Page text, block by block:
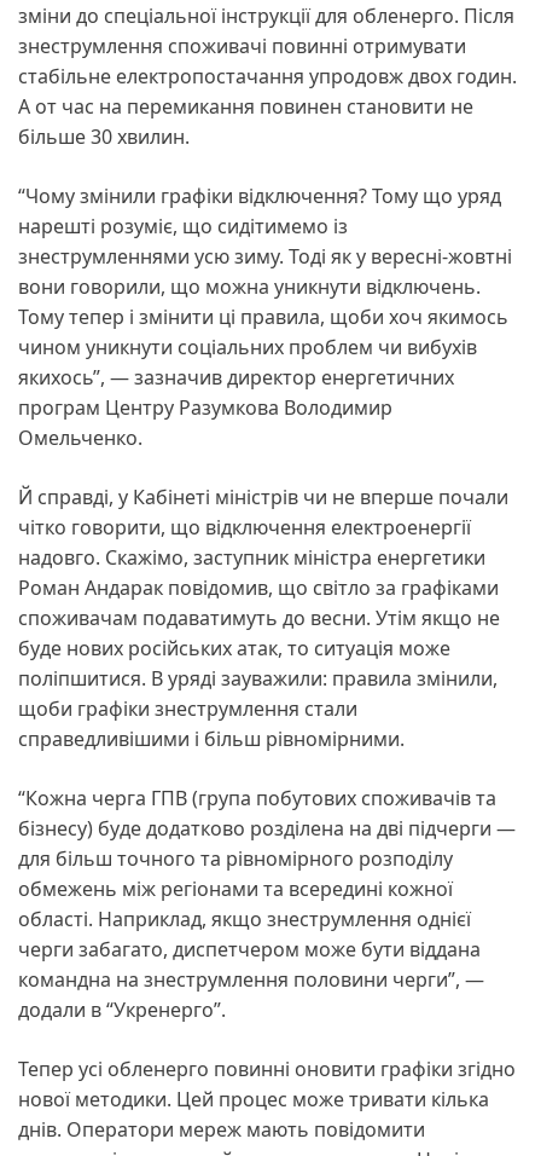
зміни до спеціальної інструкції для обленерго. Після
знеструмлення споживачі повинні отримувати
стабільне електропостачання упродовж двох годин.
А от час на перемикання повинен становити не
більше 30 хвилин.
“Чому змінили графіки відключення? Тому що уряд
нарешті розуміє, що сидітимемо із
знеструмленнями усю зиму. Тоді як у вересні-жовтні
вони говорили, що можна уникнути відключень.
Тому тепер і змінити ці правила, щоби хоч якимось
чином уникнути соціальних проблем чи вибухів
якихось”, — зазначив директор енергетичних
програм Центру Разумкова Володимир
Омельченко.
Й справді, у Кабінеті міністрів чи не вперше почали
чітко говорити, що відключення електроенергії
надовго. Скажімо, заступник міністра енергетики
Роман Андарак повідомив, що світло за графіками
споживачам подаватимуть до весни. Утім якщо не
буде нових російських атак, то ситуація може
поліпшитися. В уряді зауважили: правила змінили,
щоби графіки знеструмлення стали
справедливішими і більш рівномірними.
“Кожна черга ГПВ (група побутових споживачів та
бізнесу) буде додатково розділена на дві підчерги —
для більш точного та рівномірного розподілу
обмежень між регіонами та всередині кожної
області. Наприклад, якщо знеструмлення однієї
черги забагато, диспетчером може бути віддана
командна на знеструмлення половини черги”, —
додали в “Укренерго”.
Тепер усі обленерго повинні оновити графіки згідно
нової методики. Цей процес може тривати кілька
днів. Оператори мереж мають повідомити